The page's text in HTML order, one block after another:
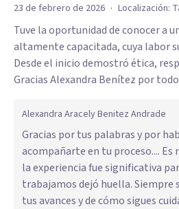
23 de febrero de 2026 · Localización:
Tuve la oportunidad de conocer a
altamente capacitada, cuya labor
Desde el inicio demostró ética,
Gracias Alexandra Benítez por
Alexandra Aracely Benitez Andrade
Gracias por tus palabras y por
acompañarte en tu proceso.... Es
la experiencia fue significativa
trabajamos dejó huella. Siempre
tus avances y de cómo sigues